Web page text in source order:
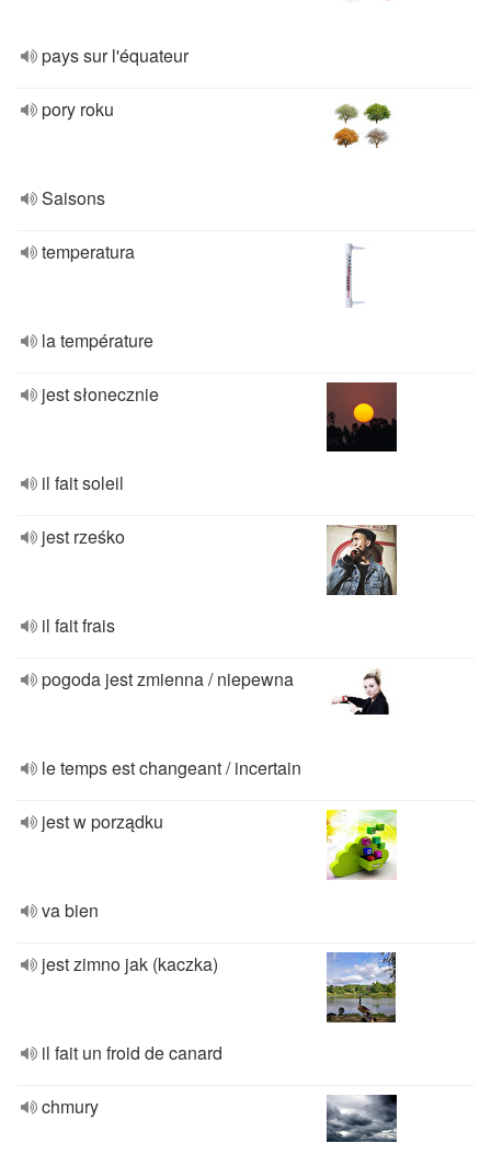
pays sur l'équateur
pory roku
Saisons
temperatura
la température
jest słonecznie
il fait soleil
jest rześko
il fait frais
pogoda jest zmienna / niepewna
le temps est changeant / incertain
jest w porządku
va bien
jest zimno jak (kaczka)
il fait un froid de canard
chmury